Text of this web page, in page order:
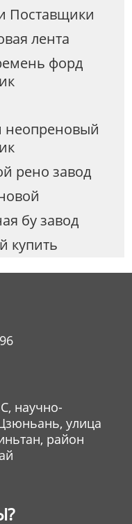
Поставщики
лента
форд
неопреновый
рено завод
бу завод
купить
научно-
улица
район